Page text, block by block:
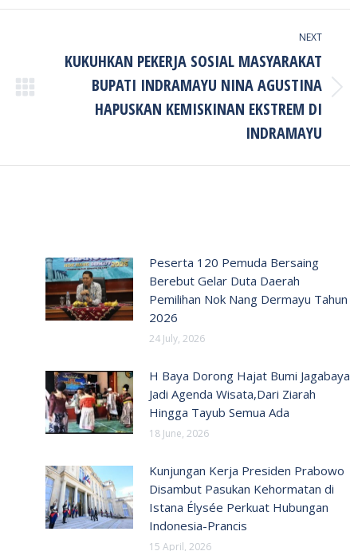
NEXT
KUKUHKAN PEKERJA SOSIAL MASYARAKAT
BUPATI INDRAMAYU NINA AGUSTINA
HAPUSKAN KEMISKINAN EKSTREM DI
INDRAMAYU
Peserta 120 Pemuda Bersaing
Berebut Gelar Duta Daerah
Pemilihan Nok Nang Dermayu Tahun
2026
24 July, 2026
H Baya Dorong Hajat Bumi Jagabaya
Jadi Agenda Wisata,Dari Ziarah
Hingga Tayub Semua Ada
18 June, 2026
Kunjungan Kerja Presiden Prabowo
Disambut Pasukan Kehormatan di
Istana Élysée Perkuat Hubungan
Indonesia-Prancis
15 April, 2026